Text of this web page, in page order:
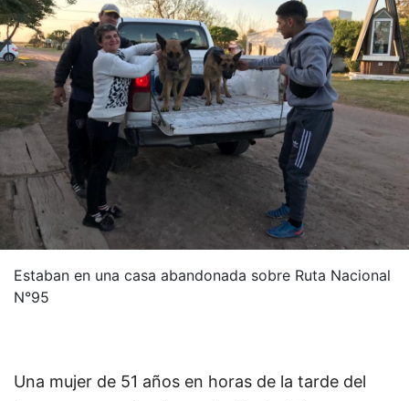
Estaban en una casa abandonada sobre Ruta Nacional
N°95
Una mujer de 51 años en horas de la tarde del